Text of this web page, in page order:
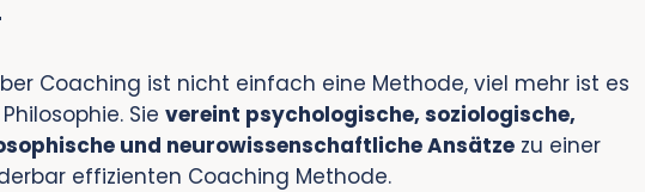
Coaching ist nicht einfach eine Methode, viel mehr ist es
Sie vereint psychologische, soziologische,
und neurowissenschaftliche Ansätze zu einer
effizienten Coaching Methode.